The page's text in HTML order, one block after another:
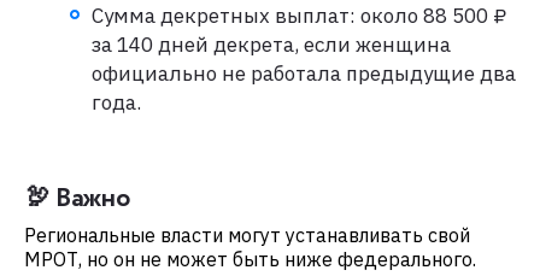
Сумма декретных выплат: около 88 500 ₽
за 140 дней декрета, если женщина
официально не работала предыдущие два
года.
🦃 Важно
Региональные власти могут устанавливать свой
МРОТ, но он не может быть ниже федерального.